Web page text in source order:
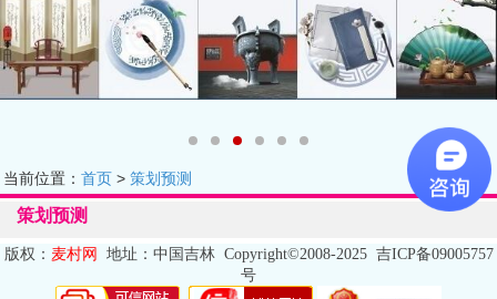
当前位置： 󰊒
首页> 策划预测
策划预测
版权 ： 麦村网 地址 ： 中国吉林Copyright©2008-2025 吉ICP备09005757
号